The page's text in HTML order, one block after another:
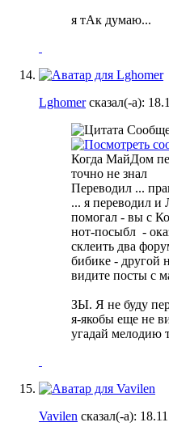
я тАк думаю...
Lghomerсказал(-а):
Когда МайДом
точно не знал
Переводил ...
... я переводил и
помогал - вы с
нот-посыбл -
склеить два
бибике - другой
видите посты с
ЗЫ. Я не буду
я-якобы еще не
угадай мелодию
Vavilen сказал(-а):